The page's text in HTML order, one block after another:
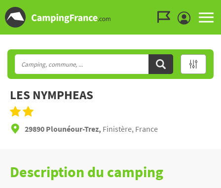
LES NYMPHEAS
29890 Plounéour-Trez, Finistère, France
Description du camping